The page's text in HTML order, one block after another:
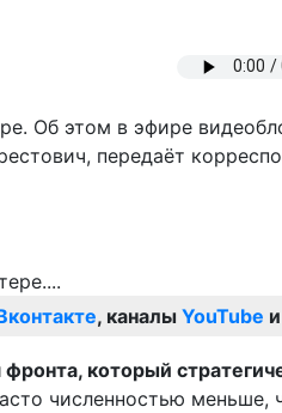
Об этом в эфире
передаёт
, каналы YouTube и
который
численностью меньше,